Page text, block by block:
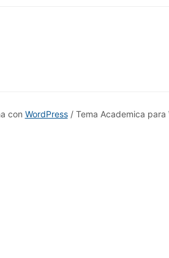
con WordPress/ Tema Academica para